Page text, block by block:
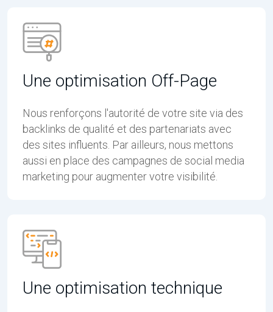
Une optimisation Off-Page
Nous renforçons l'autorité de votre site via des
backlinks de qualité et des partenariats avec
des sites influents. Par ailleurs, nous mettons
aussi en place des campagnes de social media
marketing pour augmenter votre visibilité.
Une optimisation technique